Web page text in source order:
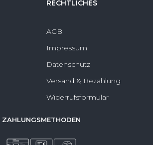
RECHTLICHES
AGB
Impressum
Datenschutz
Versand & Bezahlung
Widerrufsformular
ZAHLUNGSMETHODEN